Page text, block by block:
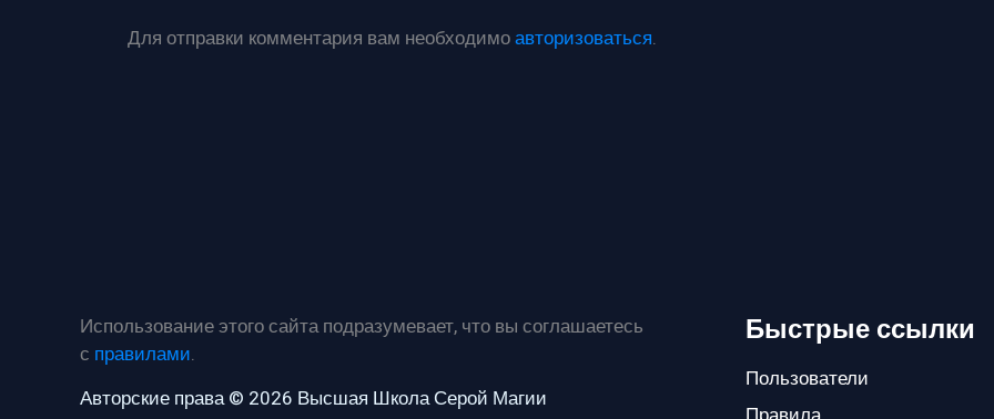
Для отправки комментария вам необходимоавторизоваться.
Использование этого сайта подразумевает, что вы соглашаетесь
с правилами.
Авторские права © 2026 Высшая Школа Серой Магии
Быстрые ссылки
Пользователи